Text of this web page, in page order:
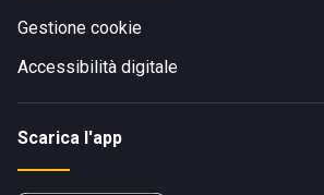
Gestione cookie
Accessibilità digitale
Scarica l'app